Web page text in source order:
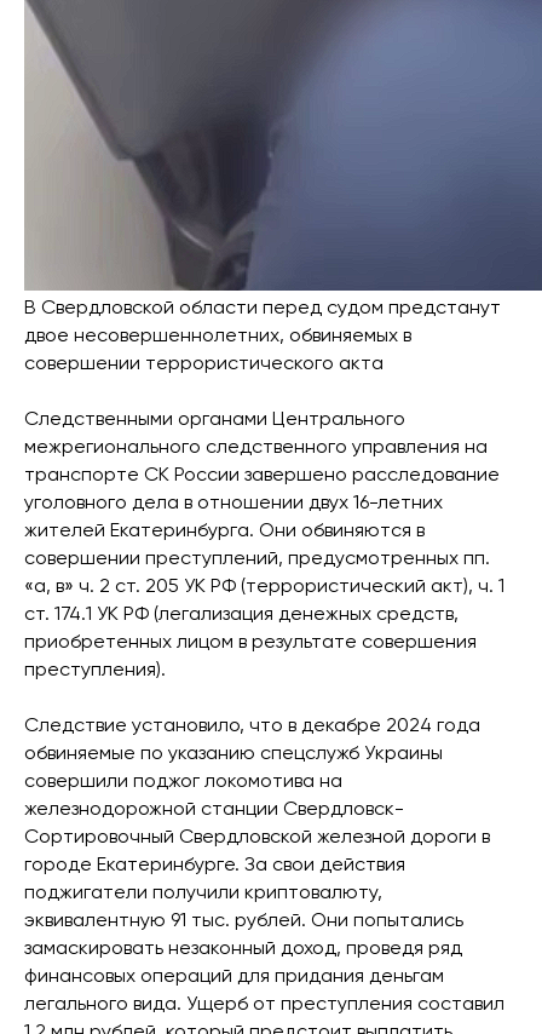
В Свердловской области перед судом предстанут
двое несовершеннолетних, обвиняемых в
совершении террористического акта
Следственными органами Центрального
межрегионального следственного управления на
транспорте СК России завершено расследование
уголовного дела в отношении двух 16-летних
жителей Екатеринбурга. Они обвиняются в
совершении преступлений, предусмотренных пп.
«а, в» ч. 2 ст. 205 УК РФ (террористический акт), ч. 1
ст. 174.1 УК РФ (легализация денежных средств,
приобретенных лицом в результате совершения
преступления).
Следствие установило, что в декабре 2024 года
обвиняемые по указанию спецслужб Украины
совершили поджог локомотива на
железнодорожной станции Свердловск-
Сортировочный Свердловской железной дороги в
городе Екатеринбурге. За свои действия
поджигатели получили криптовалюту,
эквивалентную 91 тыс. рублей. Они попытались
замаскировать незаконный доход, проведя ряд
финансовых операций для придания деньгам
легального вида. Ущерб от преступления составил